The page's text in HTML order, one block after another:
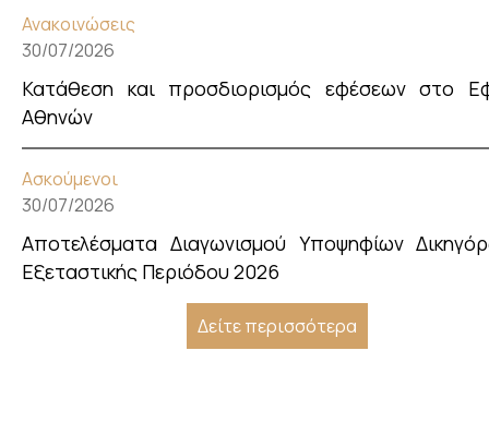
Ανακοινώσεις
30/07/2026
Κατάθεση και προσδιορισμός εφέσεων στο
Αθηνών
Ασκούμενοι
30/07/2026
Αποτελέσματα Διαγωνισμού Υποψηφίων
Εξεταστικής Περιόδου 2026
Δείτε περισσότερα